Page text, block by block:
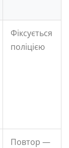
Фіксується
поліцією
Повтор —